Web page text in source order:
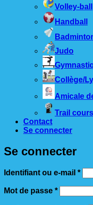
Volley-ball
Handball
Judo
Collège/
Amicale
Trail
Contact
Se connecter
Se connecter
Identifiant ou e-mail *
Mot de passe *Obligatoire